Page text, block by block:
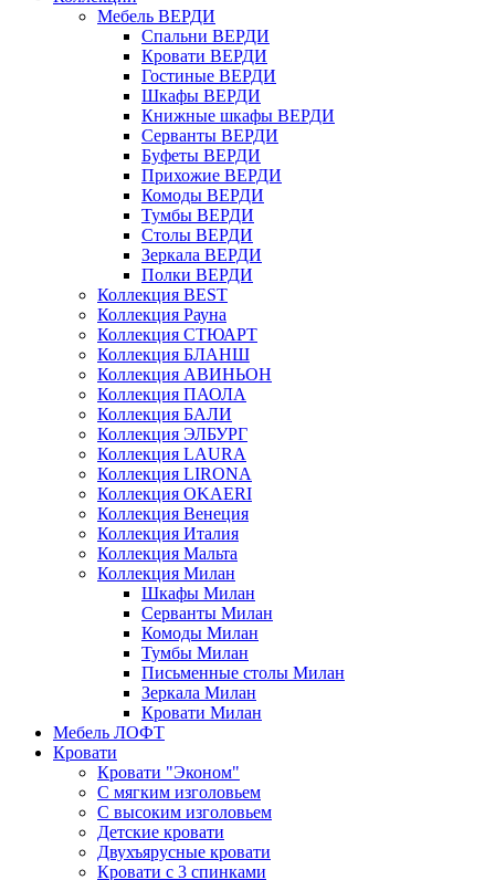
Мебель ВЕРДИ
Спальни ВЕРДИ
Кровати ВЕРДИ
Гостиные ВЕРДИ
Шкафы ВЕРДИ
Книжные шкафы ВЕРДИ
Серванты ВЕРДИ
Буфеты ВЕРДИ
Прихожие ВЕРДИ
Комоды ВЕРДИ
Тумбы ВЕРДИ
Столы ВЕРДИ
Зеркала ВЕРДИ
Полки ВЕРДИ
Коллекция BEST
Коллекция Рауна
Коллекция СТЮАРТ
Коллекция БЛАНШ
Коллекция АВИНЬОН
Коллекция ПАОЛА
Коллекция БАЛИ
Коллекция ЭЛБУРГ
Коллекция LAURA
Коллекция LIRONA
Коллекция OKAERI
Коллекция Венеция
Коллекция Италия
Коллекция Мальта
Коллекция Милан
Шкафы Милан
Серванты Милан
Комоды Милан
Тумбы Милан
Письменные столы Милан
Зеркала Милан
Кровати Милан
Мебель ЛОФТ
Кровати
Кровати "Эконом"
С мягким изголовьем
С высоким изголовьем
Детские кровати
Двухъярусные кровати
Кровати с 3 спинками